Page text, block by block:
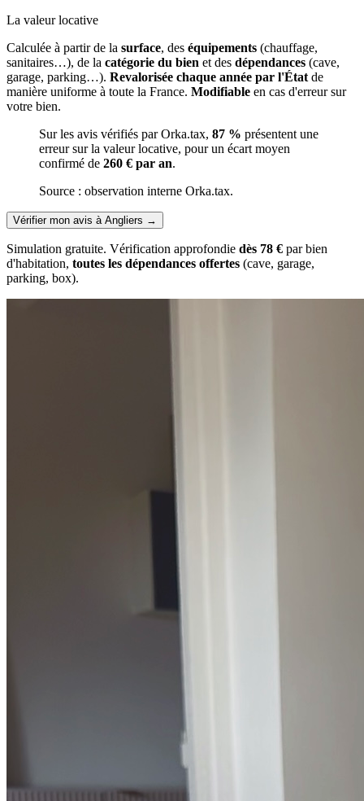
La valeur locative
Calculée à partir de la surface, des équipements (chauffage,
sanitaires…), de la catégorie du bien et des dépendances (cave,
garage, parking…). Revalorisée chaque année par l'État de
manière uniforme à toute la France. Modifiable en cas d'erreur sur
votre bien.
Sur les avis vérifiés par Orka.tax, 87 % présentent une
erreur sur la valeur locative, pour un écart moyen
confirmé de 260 € par an.
Source : observation interne Orka.tax.
Vérifier mon avis à Angliers →
Simulation gratuite. Vérification approfondie dès 78 € par bien
d'habitation, toutes les dépendances offertes (cave, garage,
parking, box).